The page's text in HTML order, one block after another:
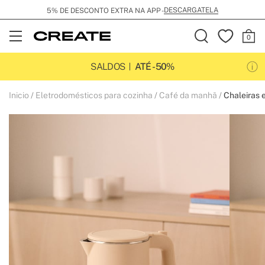
5% DE DESCONTO EXTRA NA APP -DESCARGATELA
Open
Menu
SALDOS
ATÉ -50%
Inicio Eletrodomésticos para cozinha Café da manhã Chaleiras